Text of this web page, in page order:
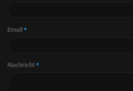
Email *
Nachricht *